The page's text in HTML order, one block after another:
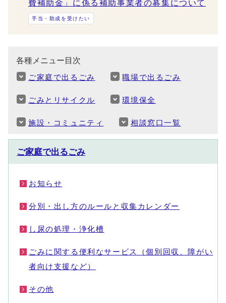
費補助金」に係る補助事業者の募集について
手当・助成を受けたい
各種メニュー目次
ご家庭で出るごみ 職場で出るごみ
ごみとリサイクル 環境保全
施設・コミュニティ 相談窓口一覧
ご家庭で出るごみ
お知らせ
分別・出し方のルールと収集カレンダー
し尿の処理・浄化槽
ごみに関する便利なサービス（個別回収、障がい
者向け支援など）
その他